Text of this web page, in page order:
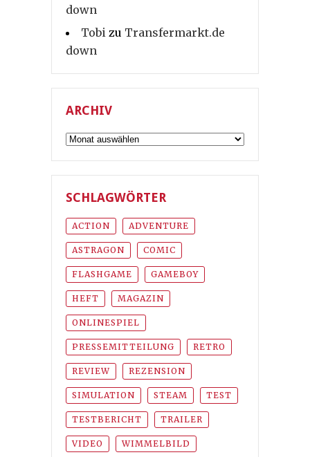
down
Tobi zu Transfermarkt.de
down
ARCHIV
Archiv
SCHLAGWÖRTER
ACTION ADVENTURE
ASTRAGON COMIC
FLASHGAME GAMEBOY
HEFT MAGAZIN
ONLINESPIEL
PRESSEMITTEILUNG RETRO
REVIEW REZENSION
SIMULATION STEAM TEST
TESTBERICHT TRAILER
VIDEO WIMMELBILD